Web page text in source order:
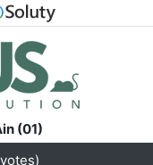
(01)
votes)